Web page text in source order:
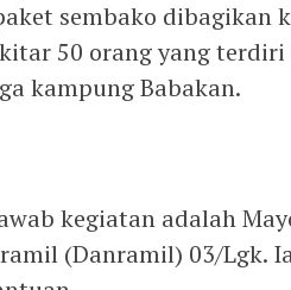
sembako dibagikan
50 orang yang
kampung Babakan.
kegiatan adalah
(Danramil) 03/Lgk.